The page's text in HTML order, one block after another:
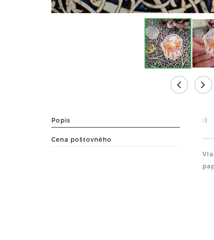
Popis
Cena poštovného
:)